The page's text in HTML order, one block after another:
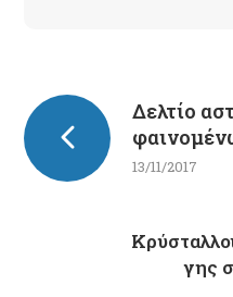
Δελτίο
13/11/2017
γης